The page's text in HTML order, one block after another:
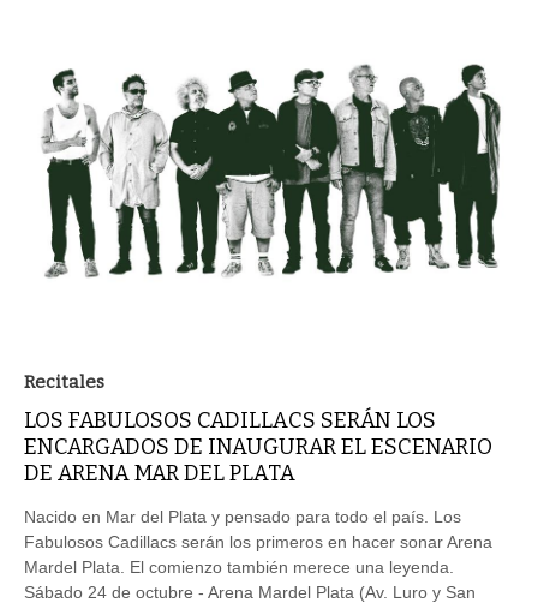
Recitales
LOS FABULOSOS CADILLACS SERÁN LOS
ENCARGADOS DE INAUGURAR EL ESCENARIO
DE ARENA MAR DEL PLATA
Nacido en Mar del Plata y pensado para todo el país. Los
Fabulosos Cadillacs serán los primeros en hacer sonar Arena
Mardel Plata. El comienzo también merece una leyenda.
Sábado 24 de octubre - Arena Mardel Plata (Av. Luro y San